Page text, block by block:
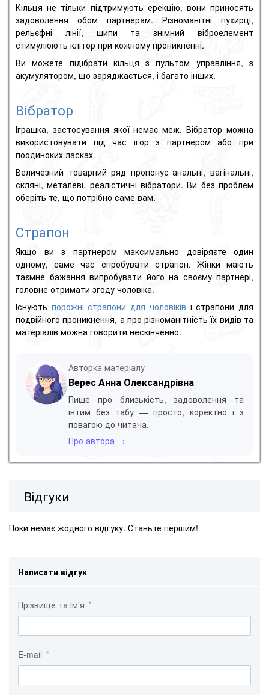
Кільця не тільки підтримують ерекцію, вони приносять
задоволення обом партнерам.
Різноманітні пухирці,
рельєфні лінії, шипи та знімний віброелемент
стимулюють клітор при кожному проникненні.
Ви можете підібрати кільця з пультом управління, з
акумулятором, що заряджається, і багато інших.
Вібратор
Іграшка, застосування якої немає меж. Вібратор можна
використовувати під час ігор з партнером або при
поодиноких ласках.
Величезний товарний ряд пропонує анальні, вагінальні,
скляні, металеві, реалістичні вібратори. Ви без проблем
оберіть те, що потрібно саме вам.
Страпон
Якщо ви з партнером максимально довіряєте один
одному, саме час спробувати страпон. Жінки мають
таємне бажання випробувати його на своєму партнері,
головне отримати згоду чоловіка.
Існують порожні страпони для чоловіків і страпони для
подвійного проникнення, а про різноманітність їх видів та
матеріалів можна говорити нескінченно.
Авторка матеріалу
Верес Анна Олександрівна
Пише про близькість, задоволення та
інтим без табу — просто, коректно і з
повагою до читача.
Про автора →
Відгуки
Поки немає жодного відгуку. Станьте першим!
Написати відгук
Прізвище та Ім'я
E-mail